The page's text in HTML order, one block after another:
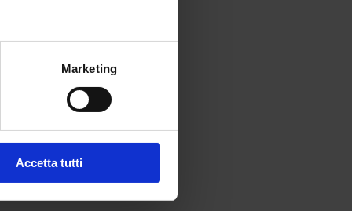
Marketing
Accetta tutti